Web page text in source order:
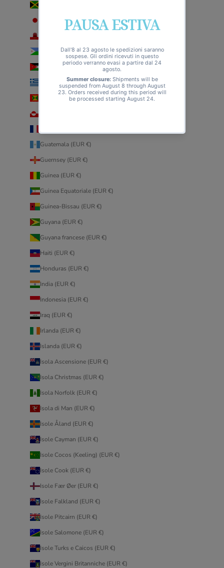
Giappone (EUR €)
Gibuti (EUR €)
Giordania (EUR €)
Grecia (EUR €)
Grenada (EUR €)
Guatemala (EUR €)
Guernsey (EUR €)
Guinea (EUR €)
Guinea Equatoriale (EUR €)
Guinea-Bissau (EUR €)
Guyana (EUR €)
Guyana francese (EUR €)
Haiti (EUR €)
Honduras (EUR €)
India (EUR €)
Indonesia (EUR €)
Iraq (EUR €)
Irlanda (EUR €)
Islanda (EUR €)
Isola Ascensione (EUR €)
Isola Christmas (EUR €)
Isola Norfolk (EUR €)
Isola di Man (EUR €)
Isole Åland (EUR €)
Isole Cayman (EUR €)
Isole Cocos (Keeling) (EUR €)
Isole Cook (EUR €)
Isole Fær Øer (EUR €)
Isole Falkland (EUR €)
Isole Pitcairn (EUR €)
Isole Salomone (EUR €)
Isole Turks e Caicos (EUR €)
Isole Vergini Britanniche (EUR €)